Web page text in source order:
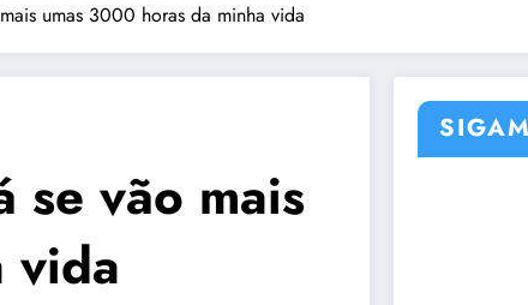
umas 3000 horas da minha vida
se vão mais
vida